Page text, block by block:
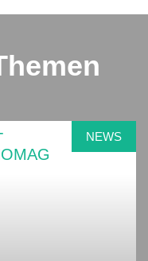
NEWS